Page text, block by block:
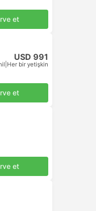
et
USD 991
Her bir yetişkin
et
et